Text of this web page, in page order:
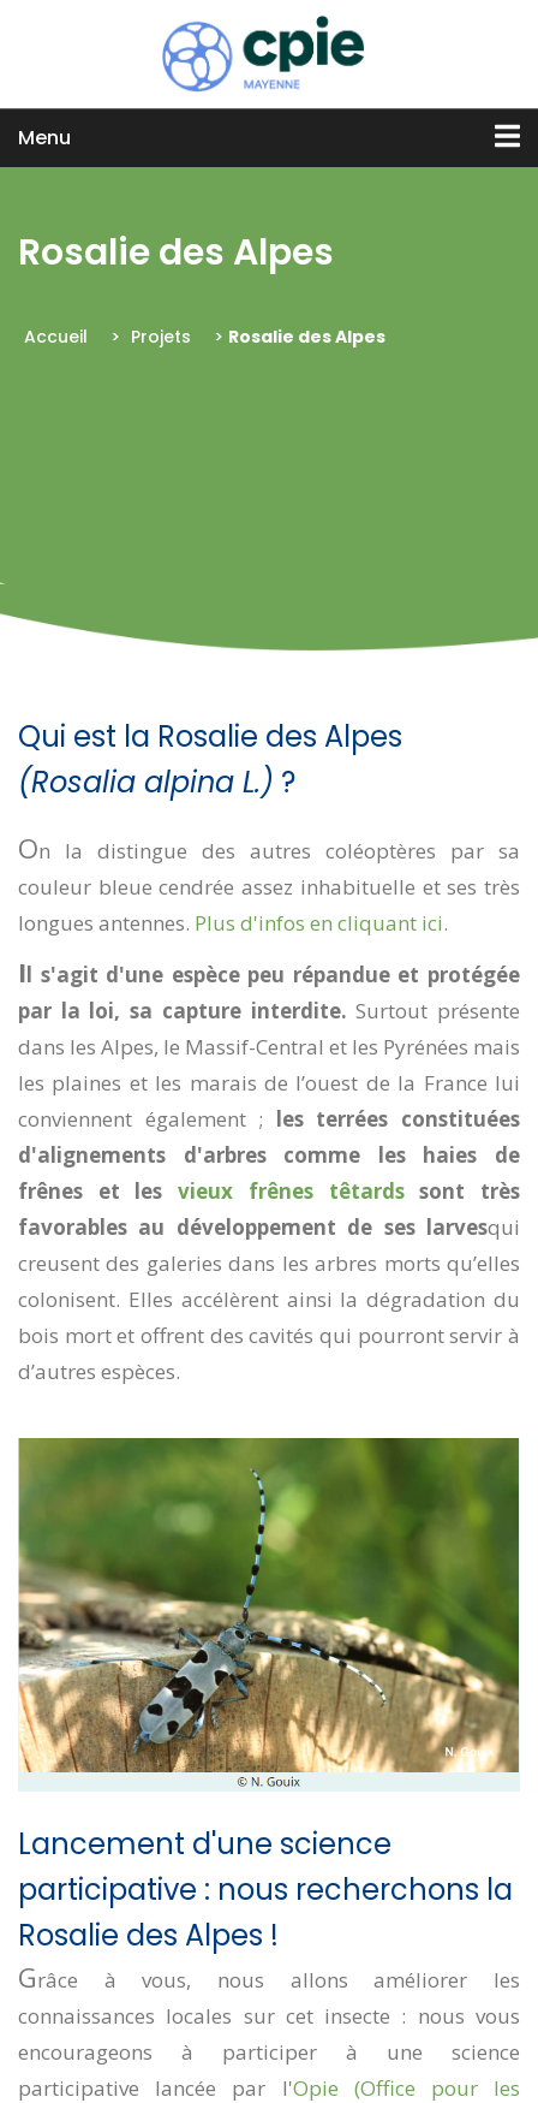
Menu
Rosalie des Alpes
Accueil > Projets > Rosalie des Alpes
Qui est la Rosalie des Alpes
(Rosalia alpina L.) ?
On la distingue des autres coléoptères par sa
couleur bleue cendrée assez inhabituelle et ses très
longues antennes. Plus d'infos en cliquant ici.
Il s'agit d'une espèce peu répandue et protégée
par la loi, sa capture interdite. Surtout présente
dans les Alpes, le Massif-Central et les Pyrénées mais
les plaines et les marais de l’ouest de la France lui
conviennent également ; les terrées constituées
d'alignements d'arbres comme les haies de
frênes et lesvieux frênes têtardssont très
favorables au développement de ses larvesqui
creusent des galeries dans les arbres morts qu’elles
colonisent. Elles accélèrent ainsi la dégradation du
bois mort et offrent des cavités qui pourront servir à
d’autres espèces.
Lancement d'une science
participative : nous recherchons la
Rosalie des Alpes !
Grâce à vous, nous allons améliorer les
connaissances locales sur cet insecte : nous vous
encourageons à participer à une science
participative lancée par l'Opie (Office pour les